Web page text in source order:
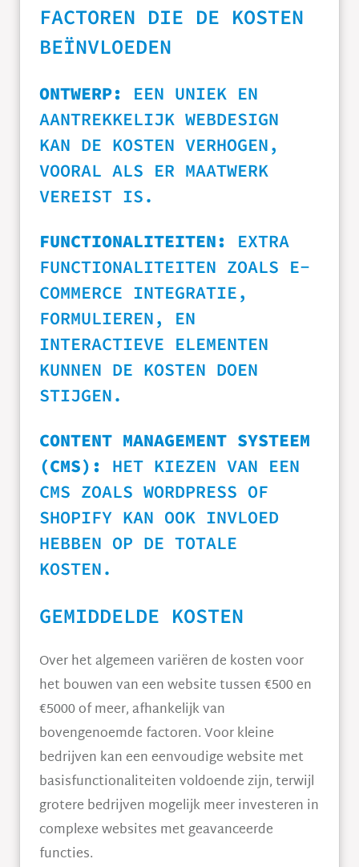
FACTOREN DIE DE KOSTEN
BEÏNVLOEDEN
ONTWERP:
EEN UNIEK EN
AANTREKKELIJK WEBDESIGN
KAN DE KOSTEN VERHOGEN,
VOORAL ALS ER MAATWERK
VEREIST IS.
FUNCTIONALITEITEN:
EXTRA
FUNCTIONALITEITEN ZOALS E-
COMMERCE INTEGRATIE,
FORMULIEREN, EN
INTERACTIEVE ELEMENTEN
KUNNEN DE KOSTEN DOEN
STIJGEN.
CONTENT MANAGEMENT SYSTEEM
(CMS):
HET KIEZEN VAN EEN
CMS ZOALS WORDPRESS OF
SHOPIFY KAN OOK INVLOED
HEBBEN OP DE TOTALE
KOSTEN.
GEMIDDELDE KOSTEN
Over het algemeen variëren de kosten voor
het bouwen van een website tussen €500 en
€5000 of meer, afhankelijk van
bovengenoemde factoren. Voor kleine
bedrijven kan een eenvoudige website met
basisfunctionaliteiten voldoende zijn, terwijl
grotere bedrijven mogelijk meer investeren in
complexe websites met geavanceerde
functies.